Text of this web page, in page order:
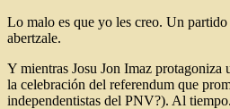
Lo malo es que yo les creo. Un
abertzale.
Y mientras Josu Jon Imaz protagoniza
la celebración del referendum que
independentistas del PNV?). Al tiempo.